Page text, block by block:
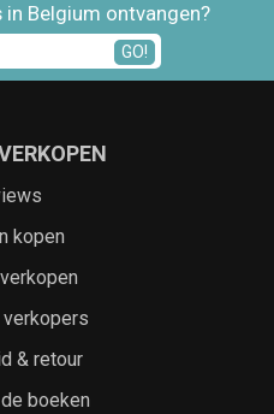
Belgium ontvangen?
GO!
kopen
verkopers
& retour
boeken